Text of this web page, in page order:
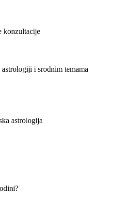
konzultacije
i srodnim temama
astrologija